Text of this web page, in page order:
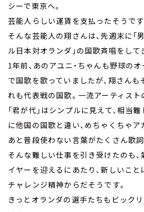
シーで東京へ。
芸能人らしい運賃を支払ったそうです
そんな芸能人の翔さんは、先週末に「
ル日本対オランダ」の国歌斉唱をして
1年前、あのアユニ・ちゃんも野球の
で国歌を歌っていましたが、翔さんも
れも代表戦の国歌。一流アーティスト
「君が代」はシンプルに見えて、相当
に他国の国歌と違い、めちゃくちゃア
あと普段使わない言葉がたくさん歌詞
そんな難しい仕事を引き受けたのも
イヤーを迎えるにあたり、新しいこ
チャレンジ精神からだそうです。
きっとオランダの選手たちもビック